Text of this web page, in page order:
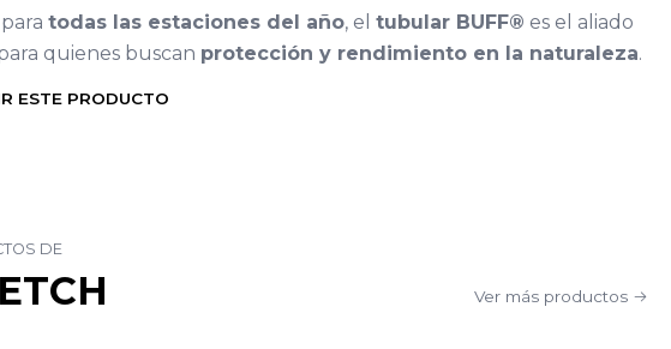
todas las estaciones del año, el tubular BUFF® es el aliado
quienes buscan protección y rendimiento en la naturaleza.
ESTE PRODUCTO
DE
Ver más productos